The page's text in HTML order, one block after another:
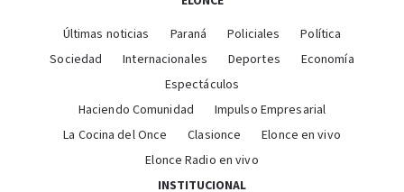
Últimas noticias Paraná Policiales
Política
Sociedad
Internacionales Deportes
Economía
Espectáculos
Haciendo Comunidad
Impulso Empresarial
La Cocina del Once
Clasionce
Elonce en vivo
Elonce Radio en vivo
INSTITUCIONAL